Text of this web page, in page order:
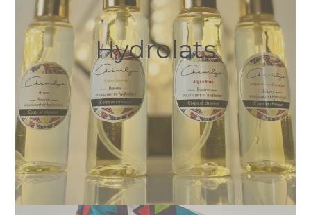
Hydrolats